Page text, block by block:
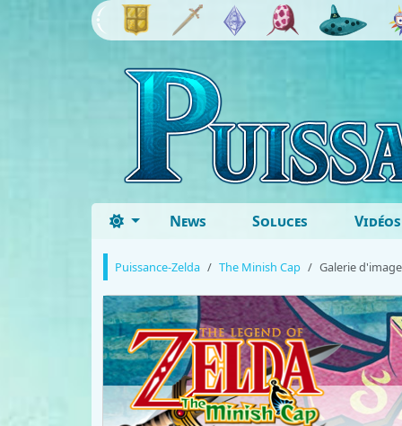
News Soluces Vidéos
Puissance-Zelda The Minish Cap Galerie